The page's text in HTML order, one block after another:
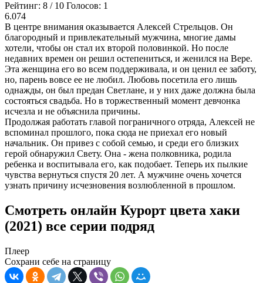
Рейтинг: 8 / 10 Голосов: 1
6.074
В центре внимания оказывается Алексей Стрельцов. Он
благородный и привлекательный мужчина, многие дамы
хотели, чтобы он стал их второй половинкой. Но после
недавних времен он решил остепениться, и женился на Вере.
Эта женщина его во всем поддерживала, и он ценил ее заботу,
но, парень вовсе ее не любил. Любовь посетила его лишь
однажды, он был предан Светлане, и у них даже должна была
состояться свадьба. Но в торжественный момент девчонка
исчезла и не объяснила причины.
Продолжая работать главой пограничного отряда, Алексей не
вспоминал прошлого, пока сюда не приехал его новый
начальник. Он привез с собой семью, и среди его близких
герой обнаружил Свету. Она - жена полковника, родила
ребенка и воспитывала его, как подобает. Теперь их пылкие
чувства вернуться спустя 20 лет. А мужчине очень хочется
узнать причину исчезновения возлюбленной в прошлом.
Смотреть онлайн Курорт цвета хаки
(2021) все серии подряд
Плеер
Сохрани себе на страницу